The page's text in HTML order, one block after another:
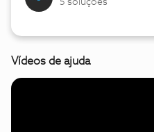
5 soluções
Vídeos de ajuda